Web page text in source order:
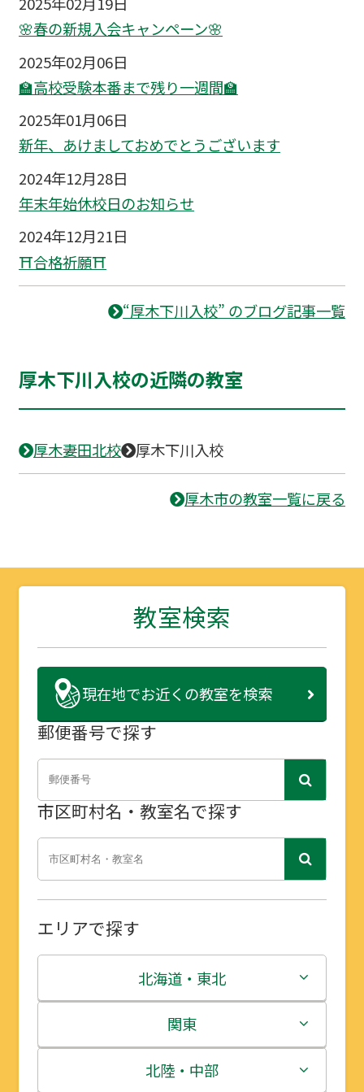
🌸春の新規入会キャンペーン🌸
2025年02月06日
🏫高校受験本番まで残り一週間🏫
2025年01月06日
新年、あけましておめでとうございます
2024年12月28日
年末年始休校日のお知らせ
2024年12月21日
⛩合格祈願⛩
“厚木下川入校” のブログ記事一覧
厚木下川入校の近隣の教室
厚木妻田北校 厚木下川入校
厚木市の教室一覧に戻る
教室検索
現在地でお近くの教室を検索
郵便番号で探す
市区町村名・教室名で探す
エリアで探す
北海道・東北
北海道
青森県
関東
茨城県
北陸・中部